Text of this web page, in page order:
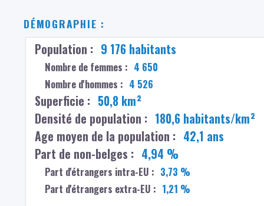
DÉMOGRAPHIE :
Population : 9 176 habitants
Nombre de femmes : 4 650
Nombre d'hommes : 4 526
Superficie : 50,8 km²
Densité de population : 180,6 habitants/km²
Age moyen de la population : 42,1 ans
Part de non-belges : 4,94 %
Part d'étrangers intra-EU : 3,73 %
Part d'étrangers extra-EU : 1,21 %